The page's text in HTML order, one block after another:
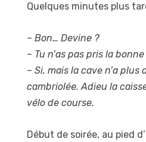
Quelques minutes plus
– Bon… Devine ?
– Tu n’as pas pris la
– Si, mais la cave n’a plus
cambriolée. Adieu la
vélo de course.
Début de soirée, au pied